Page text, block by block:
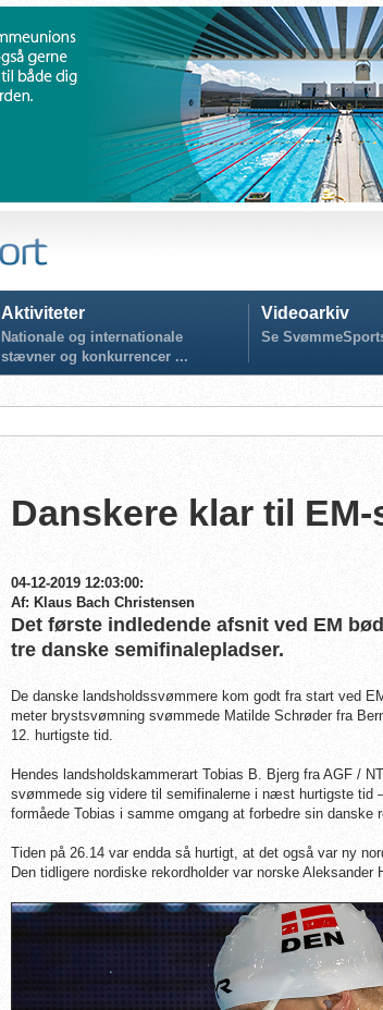
Aktiviteter
Nationale og internationale
stævner og konkurrencer ...
Videoarkiv
Se
Danskere klar til
04-12-2019 12:03:00:
Af: Klaus Bach Christensen
Det første indledende afsnit ved EM
tre danske semifinalepladser.
De danske landsholdssvømmere kom godt fra start ved
meter brystsvømning svømmede Matilde Schrøder fra
12. hurtigste tid.
Hendes landsholdskammerart Tobias B. Bjerg fra AGF /
svømmede sig videre til semifinalerne i næst hurtigste tid
formåede Tobias i samme omgang at forbedre sin danske
Tiden på 26.14 var endda så hurtigt, at det også var ny
Den tidligere nordiske rekordholder var norske